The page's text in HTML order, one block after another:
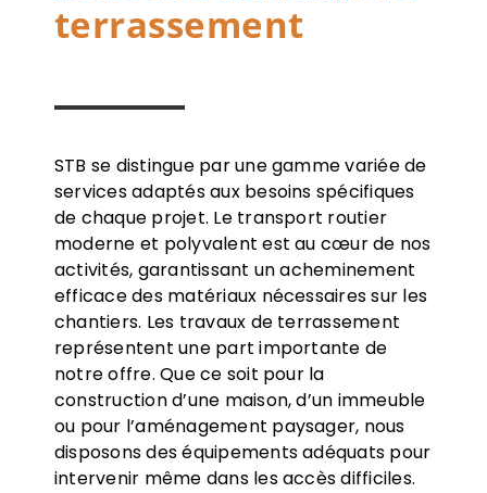
terrassement
STB se distingue par une gamme variée de
services adaptés aux besoins spécifiques
de chaque projet. Le transport routier
moderne et polyvalent est au cœur de nos
activités, garantissant un acheminement
efficace des matériaux nécessaires sur les
chantiers. Les travaux de terrassement
représentent une part importante de
notre offre. Que ce soit pour la
construction d’une maison, d’un immeuble
ou pour l’aménagement paysager, nous
disposons des équipements adéquats pour
intervenir même dans les accès difficiles.